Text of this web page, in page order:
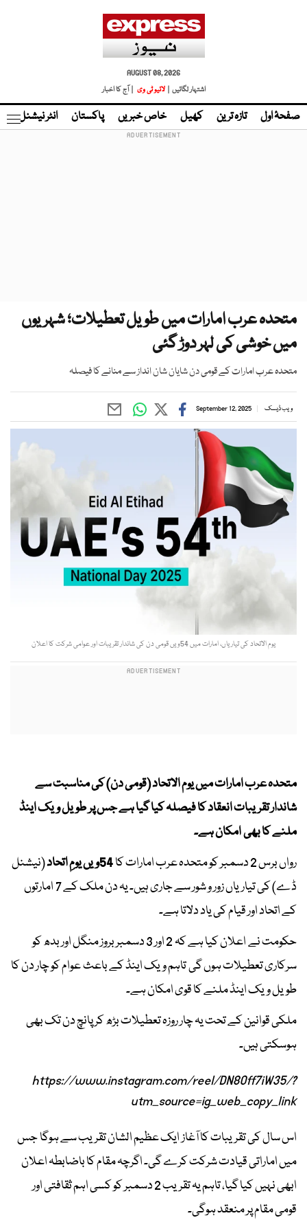
AUGUST 08, 2026
اشتہار لگائیں |
لائیو ٹی وی | آج کا اخبار
صفحۂ اول تازہ ترین کھیل خاص خبریں پاکستان انٹر نیشنل
متحدہ عرب امارات میں طویل تعطیلات؛ شہریوں
میں خوشی کی لہر دوڑ گئی
متحدہ عرب امارات کے قومی دن شایان شان انداز سے منانے کا فیصلہ
ویب ڈیسک September 12, 2025
یوم الاتحاد کی تیاریاں، امارات میں 54ویں قومی دن کی شاندار تقریبات اور عوامی شرکت کا اعلان
متحدہ عرب امارات میں یوم الاتحاد (قومی دن) کی مناسبت سے
شاندار تقریبات انعقاد کا فیصلہ کیا گیا ہے جس پر طویل ویک اینڈ
ملنے کا بھی امکان ہے۔
رواں برس 2 دسمبر کو متحدہ عرب امارات کا
54ویں یومِ اتحاد
(نیشنل
ڈے) کی تیاریاں زور و شور سے جاری ہیں۔ یہ دن ملک کے 7 امارتوں
کے اتحاد اور قیام کی یاد دلاتا ہے۔
حکومت نے اعلان کیا ہے کہ 2 اور 3 دسمبر بروز منگل اور بدھ کو
سرکاری تعطیلات ہوں گی تاہم ویک اینڈ کے باعث عوام کو چار دن کا
طویل ویک اینڈ ملنے کا قوی امکان ہے۔
ملکی قوانین کے تحت یہ چار روزہ تعطیلات بڑھ کر پانچ دن تک بھی
ہوسکتی ہیں۔
https://www.instagram.com/reel/DN8Off7iW35/?
utm_source=ig_web_copy_link
اس سال کی تقریبات کا آغاز ایک عظیم الشان تقریب سے ہوگا جس
میں اماراتی قیادت شرکت کرے گی۔ اگرچہ مقام کا باضابطہ اعلان
ابھی نہیں کیا گیا، تاہم یہ تقریب 2 دسمبر کو کسی اہم ثقافتی اور
قومی مقام پر منعقد ہوگی۔